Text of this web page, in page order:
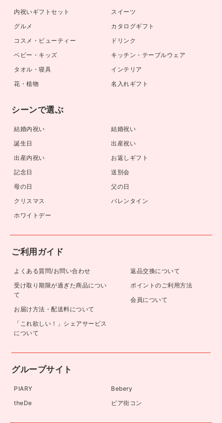
内祝いギフトセット
スイーツ
グルメ
カタログギフト
コスメ・ビューティー
ドリンク
ベビー・キッズ
キッチン・テーブルウェア
タオル・寝具
インテリア
花・植物
名入れギフト
シーンで選ぶ
結婚内祝い
結婚祝い
誕生日
出産祝い
出産内祝い
お返しギフト
記念日
送別会
母の日
父の日
クリスマス
バレンタイン
ホワイトデー
ご利用ガイド
よくある質問/お問い合わせ
受け取り期限が過ぎた商品につい
て
お届け方法・配送料について
「これ欲しい！」シェアサービス
について
返品交換について
ポイントのご利用方法
会員について
グループサイト
PIARY
Bebery
theDe
ピア街コン